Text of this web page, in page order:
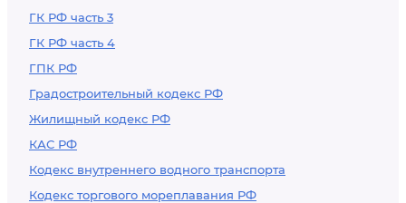
ГК РФ часть 3
ГК РФ часть 4
ГПК РФ
Градостроительный кодекс РФ
Жилищный кодекс РФ
КАС РФ
Кодекс внутреннего водного транспорта
Кодекс торгового мореплавания РФ